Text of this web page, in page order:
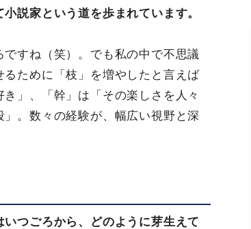
説家という道を歩まれています。
すね（笑）。でも私の中で不思議
ために「枝」を増やしたと言えば
」、「幹」は「その楽しさを人々
。数々の経験が、幅広い視野と深
つごろから、どのように芽生えて